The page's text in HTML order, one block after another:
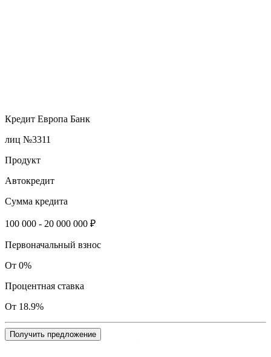
Кредит Европа Банк
лиц №3311
Продукт
Автокредит
Сумма кредита
100 000 - 20 000 000 ₽
Первоначальный взнос
От 0%
Процентная ставка
От 18.9%
Получить предложение